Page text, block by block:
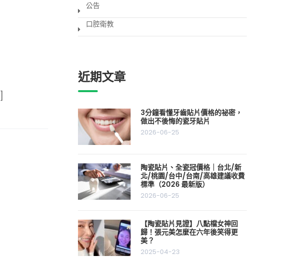
公告
口腔衛教
近期文章
3分鐘看懂牙齒貼片價格的祕密，
做出不後悔的瓷牙貼片
2026-06-25
陶瓷貼片、全瓷冠價格｜台北/新
北/桃園/台中/台南/高雄建議收費
標準（2026 最新版）
2026-06-25
【陶瓷貼片見證】八點檔女神回
歸！張元美怎麼在六年後笑得更
美？
2025-04-23